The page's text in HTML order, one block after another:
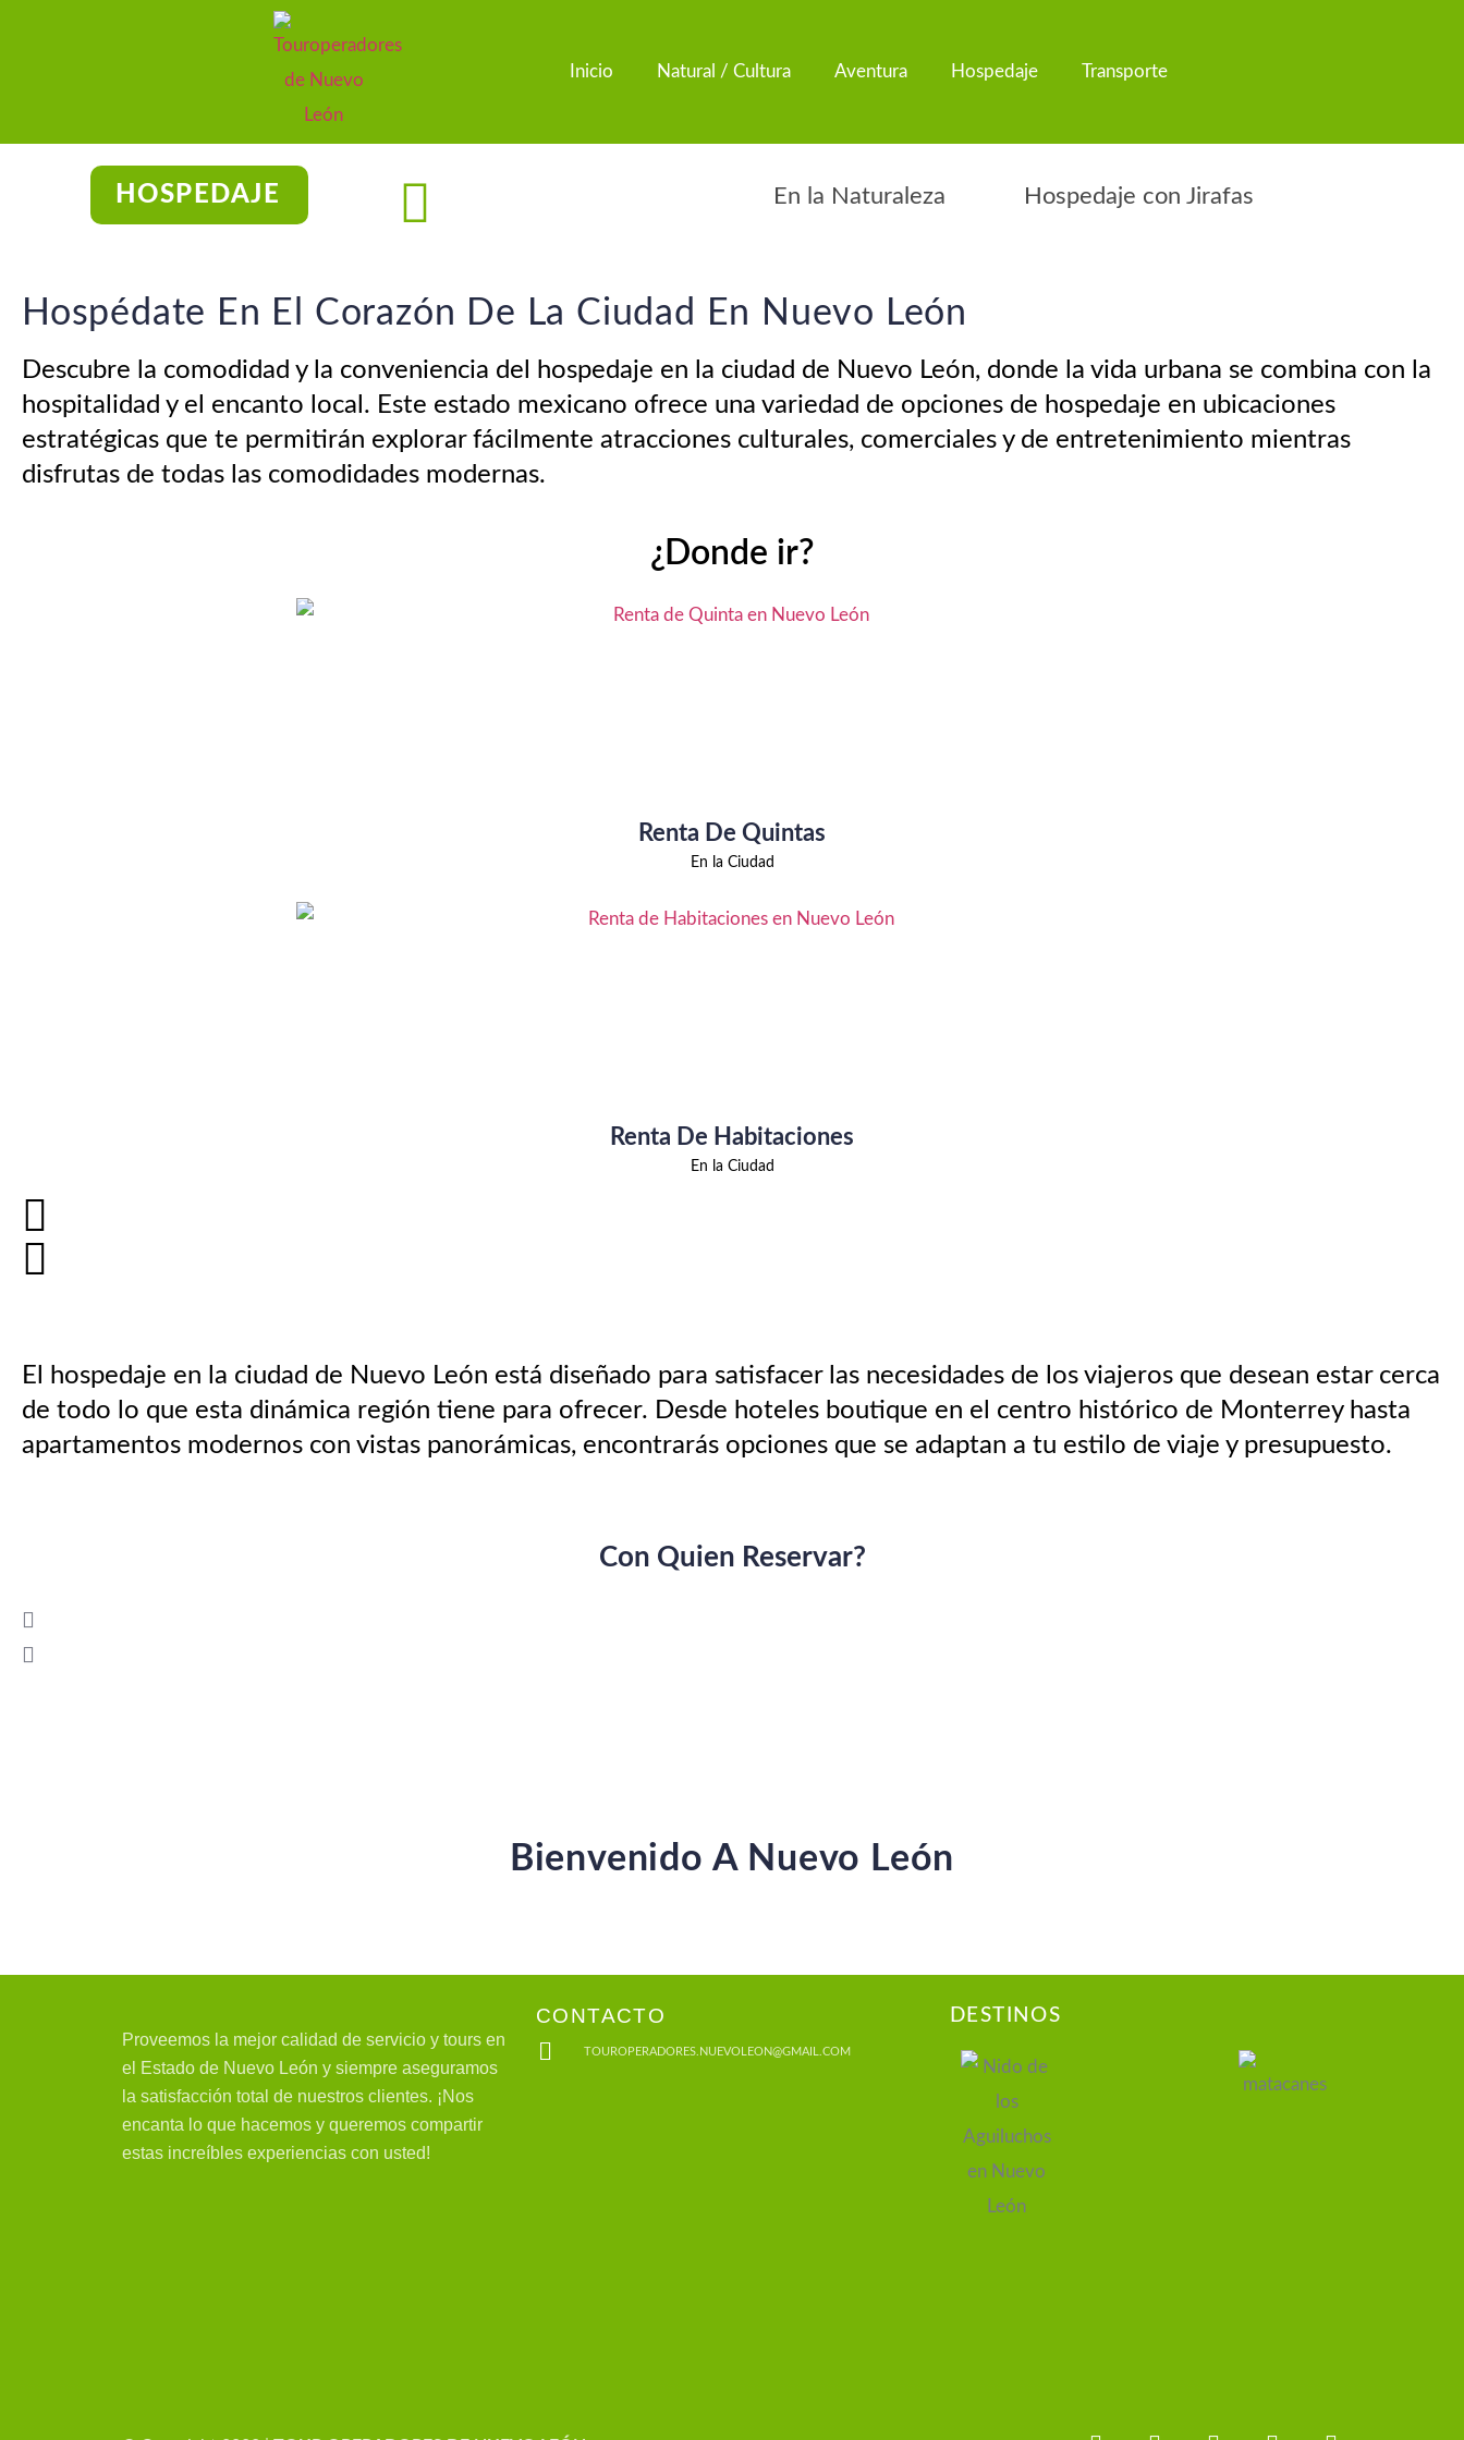
Inicio Natural / Cultura Aventura Hospedaje Transporte
HOSPEDAJE En la Naturaleza Hospedaje con Jirafas
Hospédate En El Corazón De La Ciudad En Nuevo León
Descubre la comodidad y la conveniencia del hospedaje en la ciudad de Nuevo León, donde la vida urbana se combina con la
hospitalidad y el encanto local. Este estado mexicano ofrece una variedad de opciones de hospedaje en ubicaciones
estratégicas que te permitirán explorar fácilmente atracciones culturales, comerciales y de entretenimiento mientras
disfrutas de todas las comodidades modernas.
¿Donde ir?
Renta De Quintas
En la Ciudad
Renta De Habitaciones
En la Ciudad
El hospedaje en la ciudad de Nuevo León está diseñado para satisfacer las necesidades de los viajeros que desean estar cerca
de todo lo que esta dinámica región tiene para ofrecer. Desde hoteles boutique en el centro histórico de Monterrey hasta
apartamentos modernos con vistas panorámicas, encontrarás opciones que se adaptan a tu estilo de viaje y presupuesto.
Con Quien Reservar?
Bienvenido A Nuevo León
Proveemos la mejor calidad de servicio y tours en
el Estado de Nuevo León y siempre aseguramos
la satisfacción total de nuestros clientes. ¡Nos
encanta lo que hacemos y queremos compartir
estas increíbles experiencias con usted!
CONTACTO
TOUROPERADORES.NUEVOLEON@GMAIL.COM
DESTINOS